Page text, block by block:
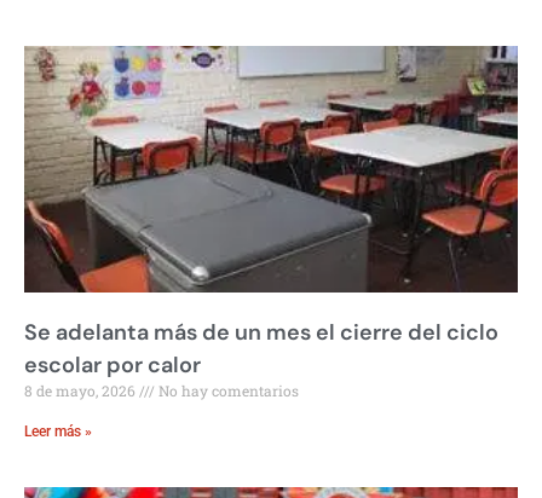
Se adelanta más de un mes el cierre del ciclo
escolar por calor
8 de mayo, 2026 No hay comentarios
Leer más »